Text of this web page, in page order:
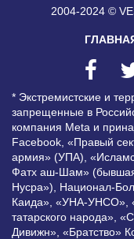
2004-2024 ©
* Экстремистские и
запрещенные в
компания Meta и
Facebook, «Правый
армия» (УПА),
Фатх аш-Шам»
Нусра»), Национал-
Каида», «УНА-УНСО»,
татарского народа»,
Дивижн», «Братство»